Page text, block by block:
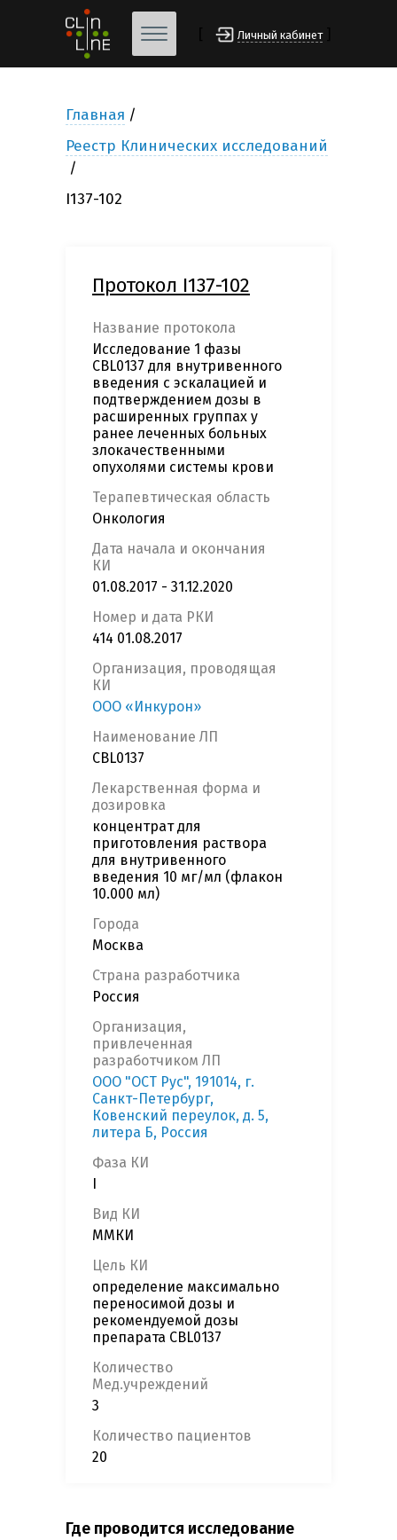
Личный кабинет
Главная
Реестр Клинических исследований
I137-102
Протокол I137-102
Название протокола
Исследование 1 фазы
СBL0137 для внутривенного
введения с эскалацией и
подтверждением дозы в
расширенных группах у
ранее леченных больных
злокачественными
опухолями системы крови
Терапевтическая область
Онкология
Дата начала и окончания
КИ
01.08.2017 - 31.12.2020
Номер и дата РКИ
414 01.08.2017
Организация, проводящая
КИ
ООО «Инкурон»
Наименование ЛП
CBL0137
Лекарственная форма и
дозировка
концентрат для
приготовления раствора
для внутривенного
введения 10 мг/мл (флакон
10.000 мл)
Города
Москва
Страна разработчика
Россия
Организация,
привлеченная
разработчиком ЛП
ООО "ОСТ Рус", 191014, г.
Санкт-Петербург,
Ковенский переулок, д. 5,
литера Б, Россия
Фаза КИ
Вид КИ
ММКИ
Цель КИ
определение максимально
переносимой дозы и
рекомендуемой дозы
препарата CBL0137
Количество
Мед.учреждений
3
Количество пациентов
20
Где проводится исследование